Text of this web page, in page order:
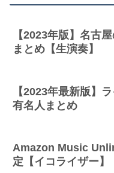
【2023年版】名古
まとめ【生演奏】
【2023年最新版】
有名人まとめ
Amazon Music
定【イコライザー】